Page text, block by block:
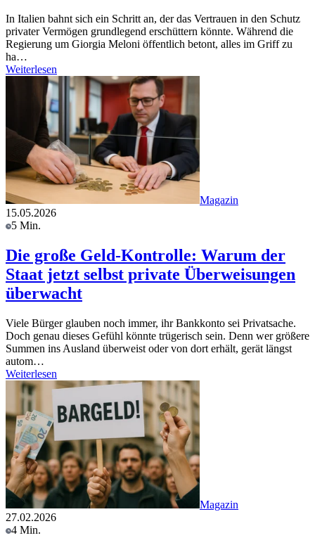
In Italien bahnt sich ein Schritt an, der das Vertrauen in den Schutz
privater Vermögen grundlegend erschüttern könnte. Während die
Regierung um Giorgia Meloni öffentlich betont, alles im Griff zu
ha…
Weiterlesen
Magazin
15.05.2026
5 Min.
Die große Geld-Kontrolle: Warum der
Staat jetzt selbst private Überweisungen
überwacht
Viele Bürger glauben noch immer, ihr Bankkonto sei Privatsache.
Doch genau dieses Gefühl könnte trügerisch sein. Denn wer größere
Summen ins Ausland überweist oder von dort erhält, gerät längst
autom…
Weiterlesen
Magazin
27.02.2026
4 Min.